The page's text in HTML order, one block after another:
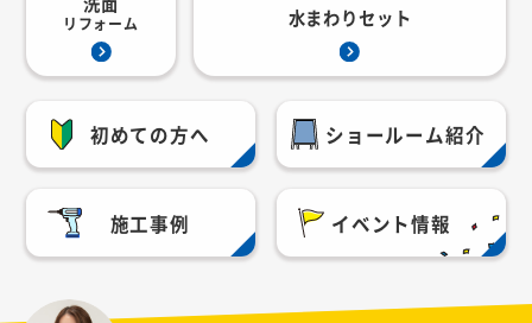
リフォーム 水まわりセット
初めての方へ ショールーム紹介
施工事例 イベント情報